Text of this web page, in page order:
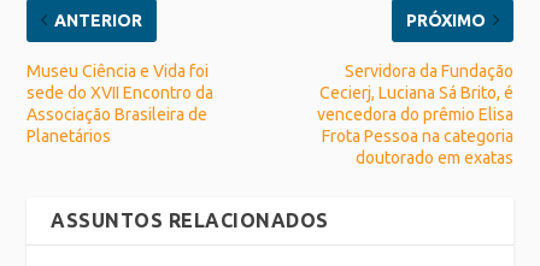
ANTERIOR
Museu Ciência e Vida foi
sede do XVII Encontro da
Associação Brasileira de
Planetários
PRÓXIMO
Servidora da Fundação
Cecierj, Luciana Sá Brito, é
vencedora do prêmio Elisa
Frota Pessoa na categoria
doutorado em exatas
ASSUNTOS RELACIONADOS